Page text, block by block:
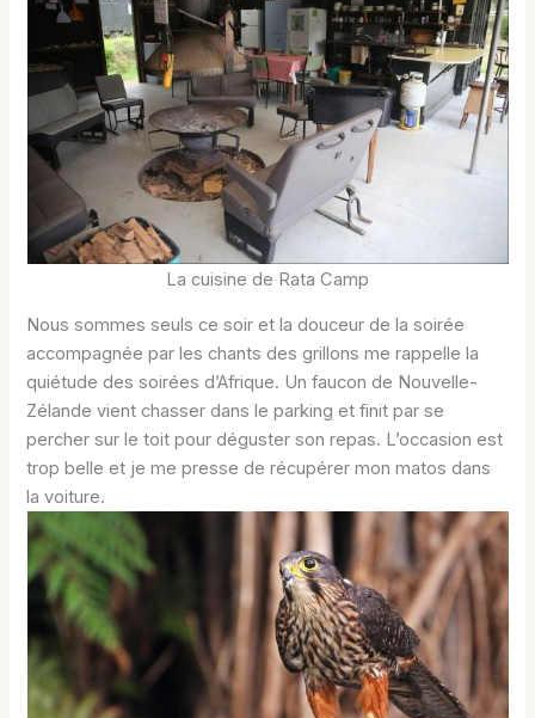
La cuisine de Rata Camp
Nous sommes seuls ce soir et la douceur de la soirée
accompagnée par les chants des grillons me rappelle la
quiétude des soirées d’Afrique. Un faucon de Nouvelle-
Zélande vient chasser dans le parking et finit par se
percher sur le toit pour déguster son repas. L’occasion est
trop belle et je me presse de récupérer mon matos dans
la voiture.